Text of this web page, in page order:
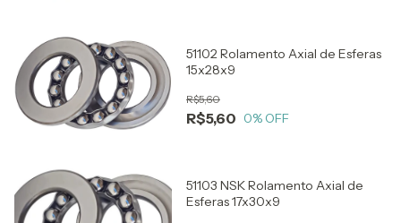
51102 Rolamento Axial de Esferas
15x28x9
R$5,60
R$5,60
0% OFF
51103 NSK Rolamento Axial de
Esferas 17x30x9